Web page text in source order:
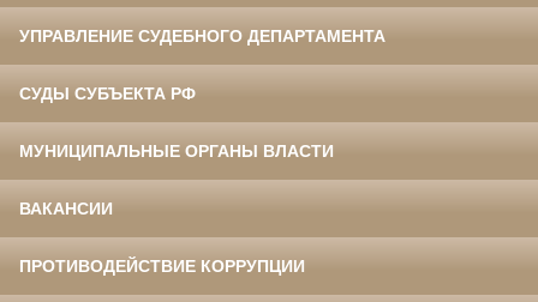
УПРАВЛЕНИЕ СУДЕБНОГО ДЕПАРТАМЕНТА
СУДЫ СУБЪЕКТА РФ
МУНИЦИПАЛЬНЫЕ ОРГАНЫ ВЛАСТИ
ВАКАНСИИ
ПРОТИВОДЕЙСТВИЕ КОРРУПЦИИ